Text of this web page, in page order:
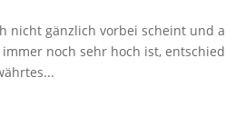
nicht gänzlich vorbei scheint und
noch sehr hoch ist,